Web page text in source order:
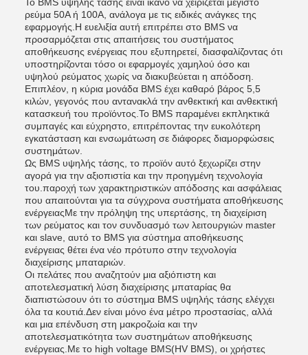
ρεύμα 50A ή 100A, ανάλογα με τις ειδικές ανάγκες της
εφαρμογής.Η ευελιξία αυτή επιτρέπει στο BMS να
προσαρμόζεται στις απαιτήσεις του συστήματος
αποθήκευσης ενέργειας που εξυπηρετεί, διασφαλίζοντας ότι
υποστηρίζονται τόσο οι εφαρμογές χαμηλού όσο και
υψηλού ρεύματος χωρίς να διακυβεύεται η απόδοση.
Επιπλέον, η κύρια μονάδα BMS έχει καθαρό βάρος 5,5
κιλών, γεγονός που αντανακλά την ανθεκτική και ανθεκτική
κατασκευή του προϊόντος.Το BMS παραμένει εκπληκτικά
συμπαγές και εύχρηστο, επιτρέποντας την ευκολότερη
εγκατάσταση και ενσωμάτωση σε διάφορες διαμορφώσεις
συστημάτων.
Ως BMS υψηλής τάσης, το προϊόν αυτό ξεχωρίζει στην
αγορά για την αξιοπιστία και την προηγμένη τεχνολογία
του.παροχή των χαρακτηριστικών απόδοσης και ασφάλειας
που απαιτούνται για τα σύγχρονα συστήματα αποθήκευσης
ενέργειαςΜε την πρόληψη της υπερτάσης, τη διαχείριση
των ρεύματος και τον συνδυασμό των λειτουργιών master
και slave, αυτό το BMS για σύστημα αποθήκευσης
ενέργειας θέτει ένα νέο πρότυπο στην τεχνολογία
διαχείρισης μπαταριών.
Οι πελάτες που αναζητούν μια αξιόπιστη και
αποτελεσματική λύση διαχείρισης μπαταρίας θα
διαπιστώσουν ότι το σύστημα BMS υψηλής τάσης ελέγχει
όλα τα κουτιά.Δεν είναι μόνο ένα μέτρο προστασίας, αλλά
και μια επένδυση στη μακροζωία και την
αποτελεσματικότητα των συστημάτων αποθήκευσης
ενέργειας.Με το high voltage BMS(HV BMS), οι χρήστες